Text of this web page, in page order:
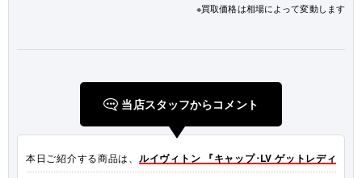
※買取価格は相場によって変動します
当店スタッフからコメント
本日ご紹介する商品は、 ルイヴィトン 『キャップ･LV ゲットレディ